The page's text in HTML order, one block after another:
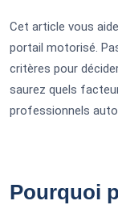
Cet article vous
portail motorisé.
critères pour
saurez quels
professionnels
Pourquoi